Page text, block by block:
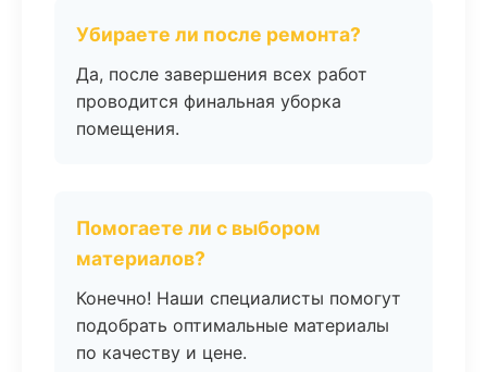
Убираете ли после ремонта?
Да, после завершения всех работ
проводится финальная уборка
помещения.
Помогаете ли с выбором
материалов?
Конечно! Наши специалисты помогут
подобрать оптимальные материалы
по качеству и цене.